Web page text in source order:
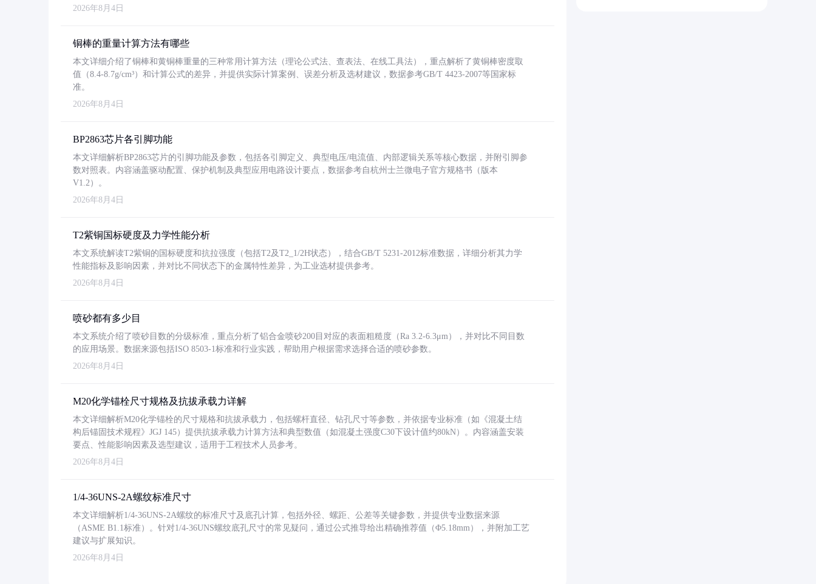
2026年8月4日
铜棒的重量计算方法有哪些
本文详细介绍了铜棒和黄铜棒重量的三种常用计算方法（理论公式法、查表法、在线工具法），重点解析了黄铜棒密度取
值（8.4-8.7g/cm³）和计算公式的差异，并提供实际计算案例、误差分析及选材建议，数据参考GB/T 4423-2007等国家标
准。
2026年8月4日
BP2863芯片各引脚功能
本文详细解析BP2863芯片的引脚功能及参数，包括各引脚定义、典型电压/电流值、内部逻辑关系等核心数据，并附引脚参
数对照表。内容涵盖驱动配置、保护机制及典型应用电路设计要点，数据参考自杭州士兰微电子官方规格书（版本
V1.2）。
2026年8月4日
T2紫铜国标硬度及力学性能分析
本文系统解读T2紫铜的国标硬度和抗拉强度（包括T2及T2_1/2H状态），结合GB/T 5231-2012标准数据，详细分析其力学
性能指标及影响因素，并对比不同状态下的金属特性差异，为工业选材提供参考。
2026年8月4日
喷砂都有多少目
本文系统介绍了喷砂目数的分级标准，重点分析了铝合金喷砂200目对应的表面粗糙度（Ra 3.2-6.3μm），并对比不同目数
的应用场景。数据来源包括ISO 8503-1标准和行业实践，帮助用户根据需求选择合适的喷砂参数。
2026年8月4日
M20化学锚栓尺寸规格及抗拔承载力详解
本文详细解析M20化学锚栓的尺寸规格和抗拔承载力，包括螺杆直径、钻孔尺寸等参数，并依据专业标准（如《混凝土结
构后锚固技术规程》JGJ 145）提供抗拔承载力计算方法和典型数值（如混凝土强度C30下设计值约80kN）。内容涵盖安装
要点、性能影响因素及选型建议，适用于工程技术人员参考。
2026年8月4日
1/4-36UNS-2A螺纹标准尺寸
本文详细解析1/4-36UNS-2A螺纹的标准尺寸及底孔计算，包括外径、螺距、公差等关键参数，并提供专业数据来源
（ASME B1.1标准）。针对1/4-36UNS螺纹底孔尺寸的常见疑问，通过公式推导给出精确推荐值（Φ5.18mm），并附加工艺
建议与扩展知识。
2026年8月4日